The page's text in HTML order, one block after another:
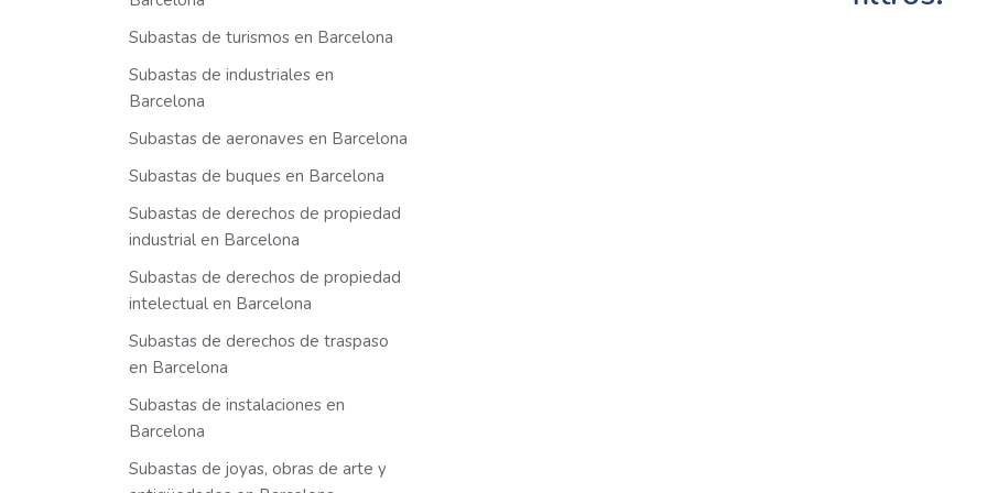
Subastas de turismos en Barcelona
Subastas de industriales en
Barcelona
Subastas de aeronaves en Barcelona
Subastas de buques en Barcelona
Subastas de derechos de propiedad
industrial en Barcelona
Subastas de derechos de propiedad
intelectual en Barcelona
Subastas de derechos de traspaso
en Barcelona
Subastas de instalaciones en
Barcelona
Subastas de joyas, obras de arte y